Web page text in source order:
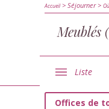
Accueil> Séjourner>
Meublés
Liste
Offices de